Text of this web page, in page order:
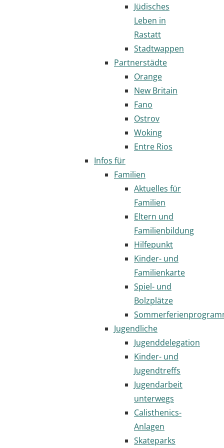
Jüdisches
Leben in
Rastatt
Stadtwappen
Partnerstädte
Orange
New Britain
Fano
Ostrov
Woking
Entre Rios
Infos für
Familien
Aktuelles für
Familien
Eltern und
Familienbildung
Hilfepunkt
Kinder- und
Familienkarte
Spiel- und
Bolzplätze
Jugendliche
Jugenddelegation
Kinder- und
Jugendtreffs
Jugendarbeit
unterwegs
Calisthenics-
Anlagen
Skateparks